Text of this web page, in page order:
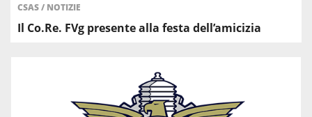
CSAS/ NOTIZIE
Il Co.Re. FVg presente alla festa dell’amicizia